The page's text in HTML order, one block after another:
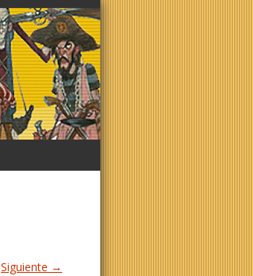
Siguiente →